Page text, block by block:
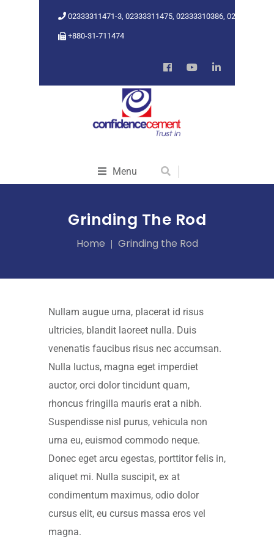
02333311471-3, 02333311475, 02333310386, 02333318962
+880-31-711474
Menu
Grinding The Rod
Home Grinding the Rod
Nullam augue urna, placerat id risus
ultricies, blandit laoreet nulla. Duis
venenatis faucibus risus nec accumsan.
Nulla luctus, magna eget imperdiet
auctor, orci dolor tincidunt quam,
rhoncus fringilla mauris erat a nibh.
Suspendisse nisl purus, vehicula non
urna eu, euismod commodo neque.
Donec eget arcu egestas, porttitor felis in,
aliquet mi. Nulla suscipit, ex at
condimentum maximus, odio dolor
cursus elit, eu cursus massa eros vel
magna.